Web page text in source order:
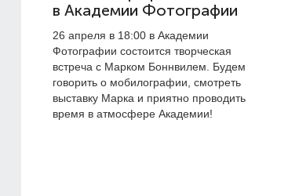
в Академии Фотографии
26 апреля в 18:00 в Академии
Фотографии состоится творческая
встреча с Марком Боннвилем. Будем
говорить о мобилографии, смотреть
выставку Марка и приятно проводить
время в атмосфере Академии!